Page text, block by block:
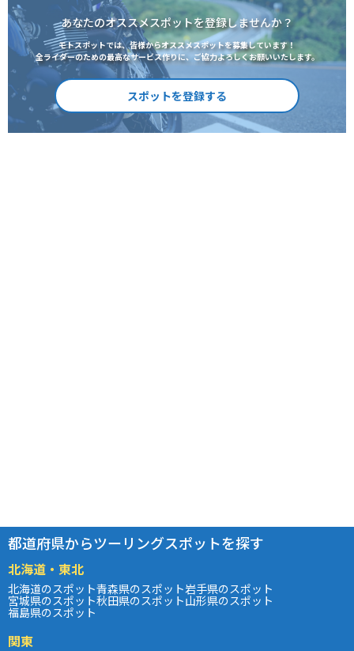
あなたのオススメスポットを登録しませんか？
モトスポットでは、皆様からオススメスポットを募集しています！
全ライダーのための最高なサービス作りに、ご協力よろしくお願いいたします。
スポットを登録する
都道府県からツーリングスポットを探す
北海道・東北
北海道のスポット青森県のスポット岩手県のスポット
宮城県のスポット秋田県のスポット山形県のスポット
福島県のスポット
関東